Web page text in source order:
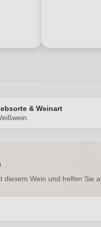
& Weinart
diesem Wein und helfen Sie